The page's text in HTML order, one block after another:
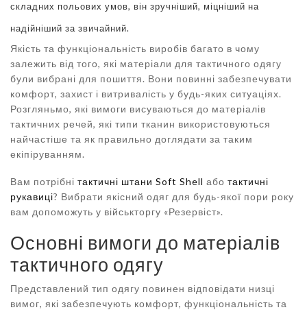
складних польових умов, він зручніший, міцніший на
надійніший за звичайний.
Якість та функціональність виробів багато в чому
залежить від того, які матеріали для тактичного одягу
були вибрані для пошиття. Вони повинні забезпечувати
комфорт, захист і витривалість у будь-яких ситуаціях.
Розгляньмо, які вимоги висуваються до матеріалів
тактичних речей, які типи тканин використовуються
найчастіше та як правильно доглядати за таким
екіпіруванням.
Вам потрібні тактичні штани Soft Shell або тактичні
рукавиці? Вибрати якісний одяг для будь-якої пори року
вам допоможуть у військторгу «Резервіст».
Основні вимоги до матеріалів
тактичного одягу
Представлений тип одягу повинен відповідати низці
вимог, які забезпечують комфорт, функціональність та